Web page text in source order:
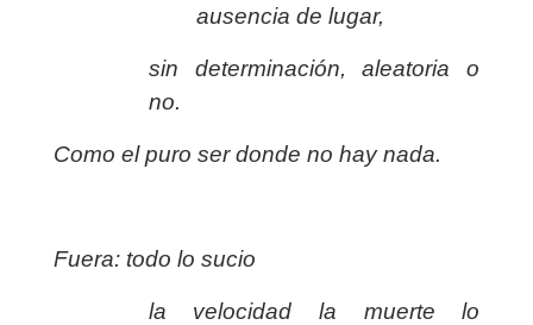
ausencia de lugar,
sin determinación, aleatoria o
no.
Como el puro ser donde no hay nada.
Fuera: todo lo sucio
la velocidad la muerte lo